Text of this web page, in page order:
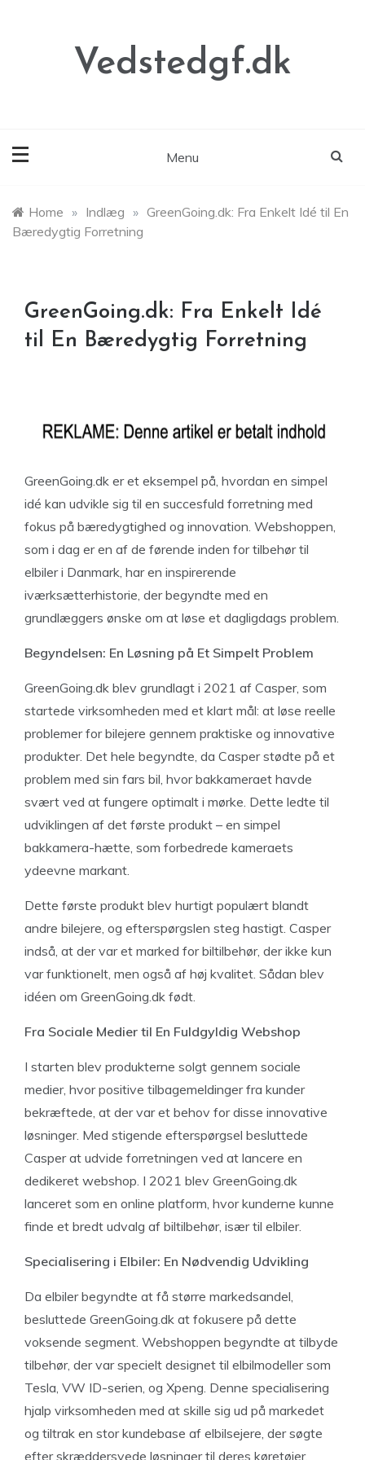
Vedstedgf.dk
Menu
Home » Indlæg » GreenGoing.dk: Fra Enkelt Idé til En
Bæredygtig Forretning
GreenGoing.dk: Fra Enkelt Idé
til En Bæredygtig Forretning
GreenGoing.dk er et eksempel på, hvordan en simpel
idé kan udvikle sig til en succesfuld forretning med
fokus på bæredygtighed og innovation. Webshoppen,
som i dag er en af de førende inden for tilbehør til
elbiler i Danmark, har en inspirerende
iværksætterhistorie, der begyndte med en
grundlæggers ønske om at løse et dagligdags problem.
Begyndelsen: En Løsning på Et Simpelt Problem
GreenGoing.dk blev grundlagt i 2021 af Casper, som
startede virksomheden med et klart mål: at løse reelle
problemer for bilejere gennem praktiske og innovative
produkter. Det hele begyndte, da Casper stødte på et
problem med sin fars bil, hvor bakkameraet havde
svært ved at fungere optimalt i mørke. Dette ledte til
udviklingen af det første produkt – en simpel
bakkamera-hætte, som forbedrede kameraets
ydeevne markant.
Dette første produkt blev hurtigt populært blandt
andre bilejere, og efterspørgslen steg hastigt. Casper
indså, at der var et marked for biltilbehør, der ikke kun
var funktionelt, men også af høj kvalitet. Sådan blev
idéen om GreenGoing.dk født.
Fra Sociale Medier til En Fuldgyldig Webshop
I starten blev produkterne solgt gennem sociale
medier, hvor positive tilbagemeldinger fra kunder
bekræftede, at der var et behov for disse innovative
løsninger. Med stigende efterspørgsel besluttede
Casper at udvide forretningen ved at lancere en
dedikeret webshop. I 2021 blev GreenGoing.dk
lanceret som en online platform, hvor kunderne kunne
finde et bredt udvalg af biltilbehør, især til elbiler.
Specialisering i Elbiler: En Nødvendig Udvikling
Da elbiler begyndte at få større markedsandel,
besluttede GreenGoing.dk at fokusere på dette
voksende segment. Webshoppen begyndte at tilbyde
tilbehør, der var specielt designet til elbilmodeller som
Tesla, VW ID-serien, og Xpeng. Denne specialisering
hjalp virksomheden med at skille sig ud på markedet
og tiltrak en stor kundebase af elbilsejere, der søgte
efter skræddersyede løsninger til deres køretøjer.